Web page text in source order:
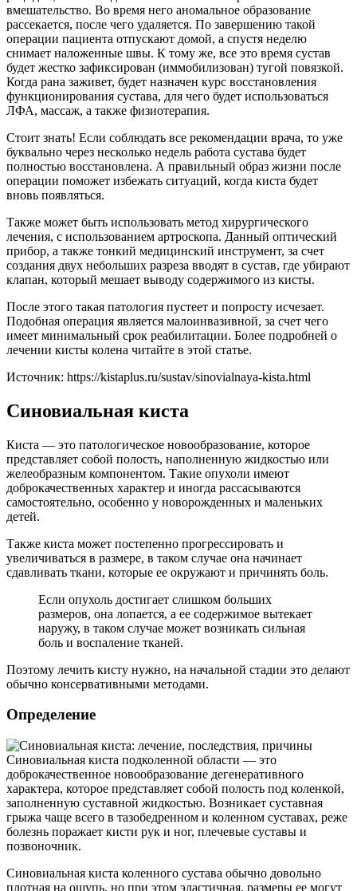
вмешательство. Во время него аномальное образование
рассекается, после чего удаляется. По завершению такой
операции пациента отпускают домой, а спустя неделю
снимает наложенные швы. К тому же, все это время сустав
будет жестко зафиксирован (иммобилизован) тугой повязкой.
Когда рана заживет, будет назначен курс восстановления
функционирования сустава, для чего будет использоваться
ЛФА, массаж, а также физиотерапия.
Стоит знать! Если соблюдать все рекомендации врача, то уже
буквально через несколько недель работа сустава будет
полностью восстановлена. А правильный образ жизни после
операции поможет избежать ситуаций, когда киста будет
вновь появляться.
Также может быть использовать метод хирургического
лечения, с использованием артроскопа. Данный оптический
прибор, а также тонкий медицинский инструмент, за счет
создания двух небольших разреза вводят в сустав, где убирают
клапан, который мешает выводу содержимого из кисты.
После этого такая патология пустеет и попросту исчезает.
Подобная операция является малоинвазивной, за счет чего
имеет минимальный срок реабилитации. Более подробней о
лечении кисты колена читайте в этой статье.
Источник: https://kistaplus.ru/sustav/sinovialnaya-kista.html
Синовиальная киста
Киста — это патологическое новообразование, которое
представляет собой полость, наполненную жидкостью или
желеобразным компонентом. Такие опухоли имеют
доброкачественных характер и иногда рассасываются
самостоятельно, особенно у новорожденных и маленьких
детей.
Также киста может постепенно прогрессировать и
увеличиваться в размере, в таком случае она начинает
сдавливать ткани, которые ее окружают и причинять боль.
Если опухоль достигает слишком больших
размеров, она лопается, а ее содержимое вытекает
наружу, в таком случае может возникать сильная
боль и воспаление тканей.
Поэтому лечить кисту нужно, на начальной стадии это делают
обычно консервативными методами.
Определение
Синовиальная киста подколенной области — это
доброкачественное новообразование дегенеративного
характера, которое представляет собой полость под коленкой,
заполненную суставной жидкостью. Возникает суставная
грыжа чаще всего в тазобедренном и коленном суставах, реже
болезнь поражает кисти рук и ног, плечевые суставы и
позвоночник.
Синовиальная киста коленного сустава обычно довольно
плотная на ощупь, но при этом эластичная, размеры ее могут